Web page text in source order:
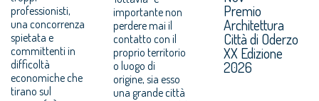
professionisti,
una concorrenza
spietata e
committenti in
difficoltà
economiche che
tirano sul
importante non
perdere mai il
contatto con il
proprio territorio
o luogo di
origine, sia esso
una grande città
Premio
Architettura
Città di Oderzo
XX Edizione
2026